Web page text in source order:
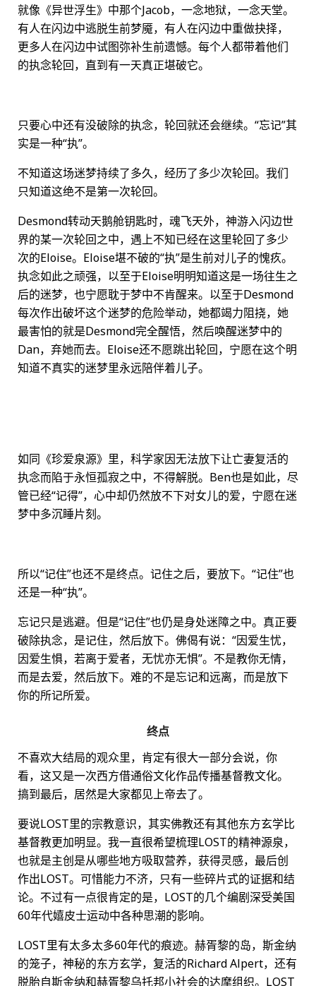
就像《异世浮生》中那个Jacob，一念地狱，一念天堂。
有人在闪边中逃脱生前梦魇，有人在闪边中重做抉择，
更多人在闪边中试图弥补生前遗憾。每个人都带着他们
的执念轮回，直到有一天真正堪破它。
只要心中还有没破除的执念，轮回就还会继续。“忘记”其
实是一种“执”。
不知道这场迷梦持续了多久，经历了多少次轮回。我们
只知道这绝不是第一次轮回。
Desmond转动天鹅舱钥匙时，魂飞天外，神游入闪边世
界的某一次轮回之中，遇上不知已经在这里轮回了多少
次的Eloise。Eloise堪不破的“执”是生前对儿子的愧疚。
执念如此之顽强，以至于Eloise明明知道这是一场往生之
后的迷梦，也宁愿耽于梦中不肯醒来。以至于Desmond
每次作出破坏这个迷梦的危险举动，她都竭力阻挠，她
最害怕的就是Desmond完全醒悟，然后唤醒迷梦中的
Dan，弃她而去。Eloise还不愿跳出轮回，宁愿在这个明
知道不真实的迷梦里永远陪伴着儿子。
如同《珍爱泉源》里，科学家因无法放下让亡妻复活的
执念而陷于永恒孤寂之中，不得解脱。Ben也是如此，尽
管已经“记得”，心中却仍然放不下对女儿的爱，宁愿在迷
梦中多沉睡片刻。
所以“记住”也还不是终点。记住之后，要放下。“记住”也
还是一种“执”。
忘记只是逃避。但是“记住”也仍是身处迷障之中。真正要
破除执念，是记住，然后放下。佛偈有说：“因爱生忧，
因爱生惧，若离于爱者，无忧亦无惧”。不是教你无情，
而是去爱，然后放下。难的不是忘记和远离，而是放下
你的所记所爱。
终点
不喜欢大结局的观众里，肯定有很大一部分会说，你
看，这又是一次西方借通俗文化作品传播基督教文化。
搞到最后，居然是大家都见上帝去了。
要说LOST里的宗教意识，其实佛教还有其他东方玄学比
基督教更加明显。我一直很希望梳理LOST的精神源泉，
也就是主创是从哪些地方吸取营养，获得灵感，最后创
作出LOST。可惜能力不济，只有一些碎片式的证据和结
论。不过有一点很肯定的是，LOST的几个编剧深受美国
60年代嬉皮士运动中各种思潮的影响。
LOST里有太多太多60年代的痕迹。赫胥黎的岛，斯金纳
的笼子，神秘的东方玄学，复活的Richard Alpert，还有
脱胎自斯金纳和赫胥黎乌托邦小社会的达摩组织。LOST